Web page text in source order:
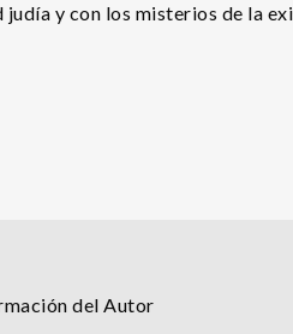
y con los misterios de la
del Autor